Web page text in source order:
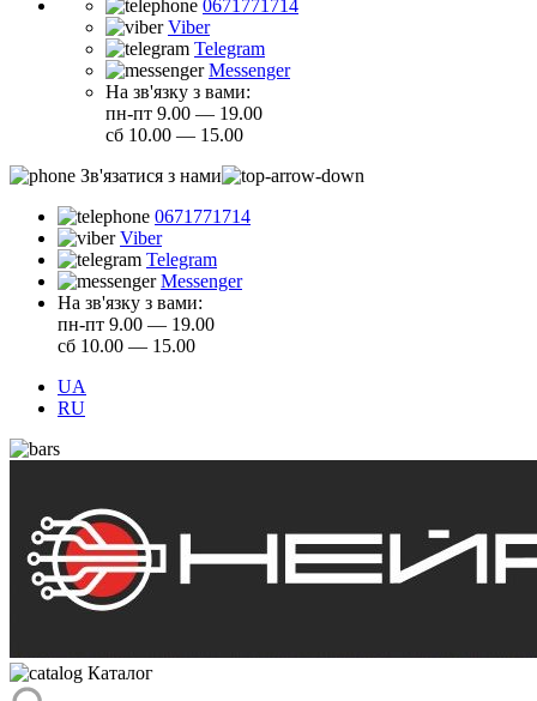
0671771714
Viber
Telegram
Messenger
На зв'язку з вами:
пн-пт 9.00 — 19.00
сб 10.00 — 15.00
Зв'язатися з нами
0671771714
Viber
Telegram
Messenger
На зв'язку з вами:
пн-пт 9.00 — 19.00
сб 10.00 — 15.00
UA
RU
Каталог